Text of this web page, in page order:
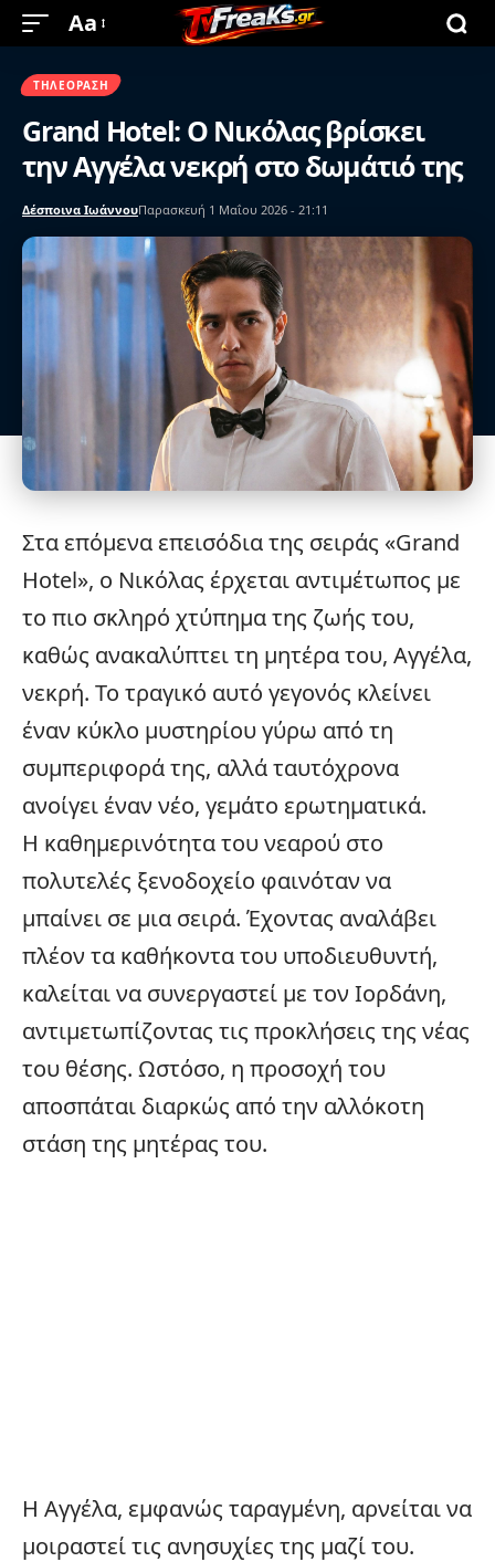
Aa
ΤΗΛΕΌΡΑΣΗ
Grand Hotel: Ο Νικόλας βρίσκει
την Αγγέλα νεκρή στο δωμάτιό της
Δέσποινα ΙωάννουΠαρασκευή 1 Μαΐου 2026 - 21:11
Στα επόμενα επεισόδια της σειράς «Grand
Hotel», ο Νικόλας έρχεται αντιμέτωπος με
το πιο σκληρό χτύπημα της ζωής του,
καθώς ανακαλύπτει τη μητέρα του, Αγγέλα,
νεκρή. Το τραγικό αυτό γεγονός κλείνει
έναν κύκλο μυστηρίου γύρω από τη
συμπεριφορά της, αλλά ταυτόχρονα
ανοίγει έναν νέο, γεμάτο ερωτηματικά.
Η καθημερινότητα του νεαρού στο
πολυτελές ξενοδοχείο φαινόταν να
μπαίνει σε μια σειρά. Έχοντας αναλάβει
πλέον τα καθήκοντα του υποδιευθυντή,
καλείται να συνεργαστεί με τον Ιορδάνη,
αντιμετωπίζοντας τις προκλήσεις της νέας
του θέσης. Ωστόσο, η προσοχή του
αποσπάται διαρκώς από την αλλόκοτη
στάση της μητέρας του.
Η Αγγέλα, εμφανώς ταραγμένη, αρνείται να
μοιραστεί τις ανησυχίες της μαζί του.